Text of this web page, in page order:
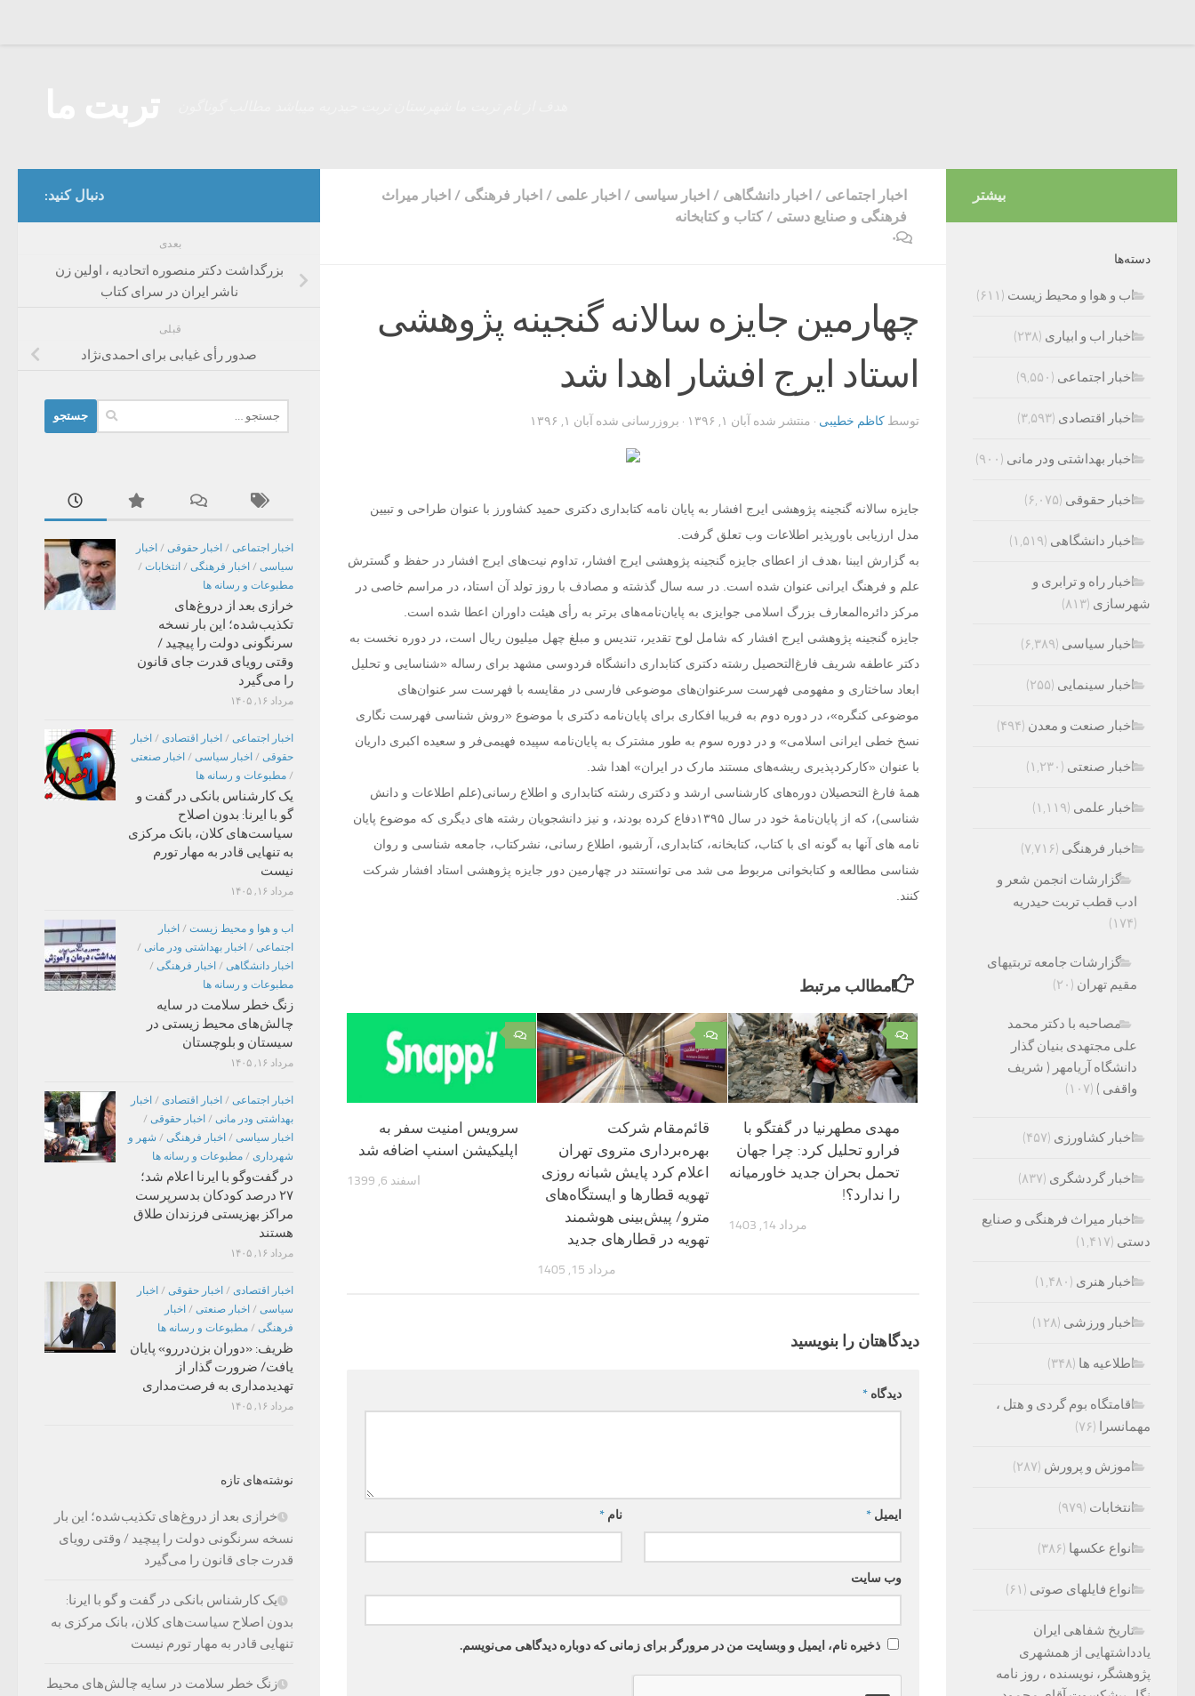
اخبار اجتماعی / اخبار دانشگاهی / اخبار سیاسی / اخبار علمی / اخبار فرهنگی / اخبار میراث
فرهنگی و صنایع دستی / کتاب و کتابخانه
۰
چهارمین جایزه سالانه گنجینه پژوهشی
استاد ایرج افشار اهدا شد
توسط کاظم خطیبی · منتشر شده آبان ۱, ۱۳۹۶ · بروزرسانی شده آبان ۱, ۱۳۹۶
جایزه سالانه گنجینه پژوهشی ایرج افشار به پایان نامه کتابداری دکتری حمید کشاورز با عنوان طراحی و تبیین
مدل ارزیابی باورپذیر اطلاعات وب تعلق گرفت.
به گزارش ایبنا ،هدف از اعطای جایزه گنجینه پژوهشی ایرج افشار، تداوم نیت‌های ایرج افشار در حفظ و گسترش
علم و فرهنگ ایرانی عنوان شده است. در سه سال گذشته و مصادف با روز تولد آن استاد، در مراسم خاصی در
مرکز دائره‌المعارف بزرگ اسلامی جوایزی به پایان‌نامه‌های برتر به رأی هیئت داوران اعطا شده است.
جایزه گنجینه پژوهشی ایرج افشار که شامل لوح تقدیر، تندیس و مبلغ چهل میلیون ریال است، در دوره نخست به
دکتر عاطفه شریف فارغ‌التحصیل رشته دکتری کتابداری دانشگاه فردوسی مشهد برای رساله‌ «شناسایی و تحلیل
ابعاد ساختاری و مفهومی فهرست سرعنوان‌های موضوعی فارسی در مقایسه با فهرست سر عنوان‌های
موضوعی کنگره»، در دوره دوم به فریبا افکاری برای پایان‌نامه دکتری با موضوع «روش شناسی فهرست نگاری
نسخ خطی ایرانی اسلامی» و در دوره سوم به طور مشترک به پایان‌نامه سپیده فهیمی‌فر و سعیده اکبری داریان
با عنوان «کارکرد‌پذیری ریشه‌های مستند مارک در ایران» اهدا شد.
همۀ فارغ التحصیلان دوره‌های کارشناسی ارشد و دکتری رشته کتابداری و اطلاع رسانی(علم اطلاعات و دانش
شناسی)، که از پایان‌نامۀ خود در سال ۱۳۹۵دفاع کرده بودند، و نیز دانشجویان رشته های دیگری که موضوع پایان
نامه های آنها به گونه ای با کتاب، کتابخانه، کتابداری، آرشیو، اطلاع رسانی، نشرکتاب، جامعه شناسی و روان
شناسی مطالعه و کتابخوانی مربوط می شد می توانستند در چهارمین دور جایزه پژوهشی استاد افشار شرکت
کنند.
مطالب مرتبط
۰
سرویس امنیت سفر به
اپلیکیشن اسنپ اضافه شد
اسفند 6, 1399
۰
قائم‌مقام شرکت
بهره‌برداری متروی تهران
اعلام کرد پایش شبانه روزی
تهویه قطارها و ایستگاه‌های
مترو/ پیش‌بینی هوشمند
تهویه در قطارهای جدید
مرداد 15, 1405
۰
مهدی مطهرنیا در گفتگو با
فرارو تحلیل کرد: چرا جهان
تحمل بحران جدید خاورمیانه
را ندارد؟!
مرداد 14, 1403
دیدگاهتان را بنویسید
دیدگاه *
نام* ایمیل *
وب‌ سایت
ذخیره نام، ایمیل و وبسایت من در مرورگر برای زمانی که دوباره دیدگاهی می‌نویسم.
دنبال کنید:
بعدی
بزرگداشت دکتر منصوره اتحادیه ، اولین زن
ناشر ایران در سرای کتاب
قبلی
صدور رأی غیابی برای احمدی‌نژاد
برای:
اخبار اجتماعی / اخبار حقوقی / اخبار
سیاسی / اخبار فرهنگی / انتخابات /
مطبوعات و رسانه ها
خرازی بعد از دروغ‌های
تکذیب‌شده؛ این بار نسخه
سرنگونی دولت را پیچید /
وقتی رویای قدرت جای قانون
را می‌گیرد
مرداد ۱۶, ۱۴۰۵
اخبار اجتماعی / اخبار اقتصادی / اخبار
حقوقی / اخبار سیاسی / اخبار صنعتی
/ مطبوعات و رسانه ها
یک کارشناس بانکی در گفت و
گو با ایرنا: بدون اصلاح
سیاست‌های کلان، بانک مرکزی
به تنهایی قادر به مهار تورم
نیست
مرداد ۱۶, ۱۴۰۵
اب و هوا و محیط زیست / اخبار
اجتماعی / اخبار بهداشتی ودر مانی /
اخبار دانشگاهی / اخبار فرهنگی /
مطبوعات و رسانه ها
زنگ خطر سلامت در سایه
چالش‌های محیط زیستی در
سیستان و بلوچستان
مرداد ۱۶, ۱۴۰۵
اخبار اجتماعی / اخبار اقتصادی / اخبار
بهداشتی ودر مانی / اخبار حقوقی /
اخبار سیاسی / اخبار فرهنگی / شهر و
شهرداری / مطبوعات و رسانه ها
در گفت‌وگو با ایرنا اعلام شد؛
۲۷ درصد کودکان بدسرپرست
مراکز بهزیستی فرزندان طلاق
هستند
مرداد ۱۶, ۱۴۰۵
اخبار اقتصادی / اخبار حقوقی / اخبار
سیاسی / اخبار صنعتی / اخبار
فرهنگی / مطبوعات و رسانه ها
ظریف: «دوران بزن‌دررو» پایان
یافت/ ضرورت گذار از
تهدیدمداری به فرصت‌مداری
مرداد ۱۶, ۱۴۰۵
نوشته‌های تازه
خرازی بعد از دروغ‌های تکذیب‌شده؛ این بار
نسخه سرنگونی دولت را پیچید / وقتی رویای
قدرت جای قانون را می‌گیرد
یک کارشناس بانکی در گفت و گو با ایرنا:
بدون اصلاح سیاست‌های کلان، بانک مرکزی به
تنهایی قادر به مهار تورم نیست
زنگ خطر سلامت در سایه چالش‌های محیط
بیشتر
دسته‌ها
اب و هوا و محیط زیست (۶۱۱)
اخبار اب و ابیاری (۲۳۸)
اخبار اجتماعی (۹,۵۵۰)
اخبار اقتصادی (۳,۵۹۳)
اخبار بهداشتی ودر مانی (۹۰۰)
اخبار حقوقی (۶,۰۷۵)
اخبار دانشگاهی (۱,۵۱۹)
اخبار راه و ترابری و
شهرسازی (۸۱۳)
اخبار سیاسی (۶,۳۸۹)
اخبار سینمایی (۲۵۵)
اخبار صنعت و معدن (۴۹۴)
اخبار صنعتی (۱,۲۳۰)
اخبار علمی (۱,۱۱۹)
اخبار فرهنگی (۷,۷۱۶)
گزارشات انجمن شعر و
ادب قطب تربت حیدریه
(۱۷۴)
گزارشات جامعه تربتیهای
مقیم تهران (۲۰)
مصاحبه با دکتر محمد
علی مجتهدی بنیان گذار
دانشگاه آریامهر ( شریف
واقفی ) (۱۰۷)
اخبار کشاورزی (۴۵۷)
اخبار گردشگری (۸۳۷)
اخبار میراث فرهنگی و صنایع
دستی (۱,۴۱۷)
اخبار هنری (۱,۴۸۰)
اخبار ورزشی (۱۲۸)
اطلاعیه ها (۳۴۸)
اقامتگاه بوم گردی و هتل ،
مهمانسرا (۷۶)
اموزش و پرورش (۲۸۷)
انتخابات (۹۷۹)
انواع عکسها (۳۸۶)
انواع فایلهای صوتی (۶۱)
تاریخ شفاهی ایران
یادداشتهایی از همشهری
پژوهشگر، نویسنده ، روز نامه